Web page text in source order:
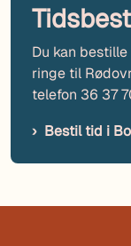
Du kan
ringe til
telefon 36 37
Bestil tid i